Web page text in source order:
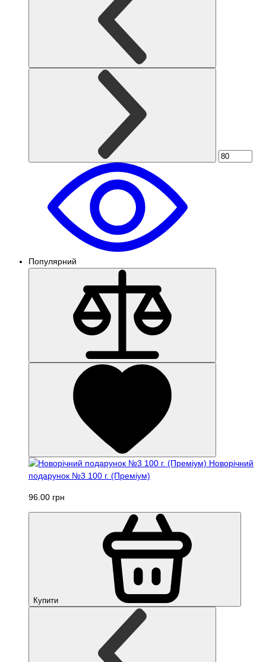
Популярний
Новорічний
подарунок №3 100 г. (Преміум)
96.00 грн
Купити